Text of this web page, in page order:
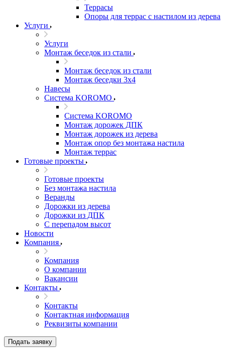
Террасы
Опоры для террас с настилом из дерева
Услуги
Услуги
Монтаж беседок из стали
Монтаж беседок из стали
Монтаж беседки 3х4
Навесы
Система KOROMO
Система KOROMO
Монтаж дорожек ДПК
Монтаж дорожек из дерева
Монтаж опор без монтажа настила
Монтаж террас
Готовые проекты
Готовые проекты
Без монтажа настила
Веранды
Дорожки из дерева
Дорожки из ДПК
С перепадом высот
Новости
Компания
Компания
О компании
Вакансии
Контакты
Контакты
Контактная информация
Реквизиты компании
Подать заявку